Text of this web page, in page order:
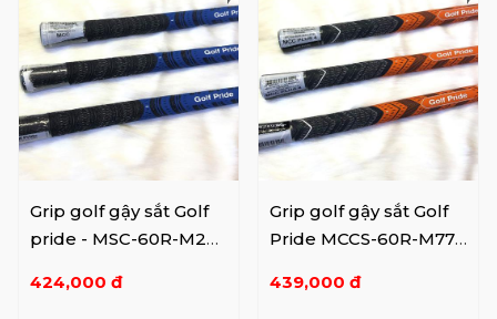
Grip golf gậy sắt Golf
pride - MSC-60R-M22-
424,000 đ
Grip golf gậy sắt Golf
Pride MCCS-60R-M77-
439,000 đ